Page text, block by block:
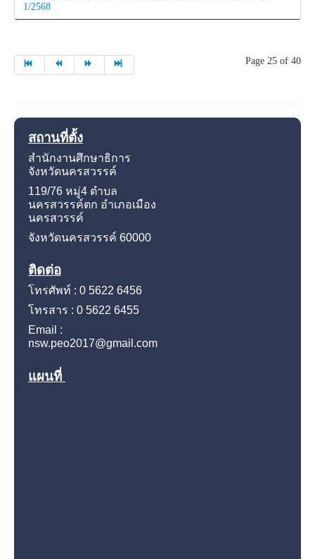
1/2568
Page 25 of 40
สถานที่ตั้ง
สำนักงานศึกษาธิการ
จังหวัดนครสวรรค์
119/76 หมู่4 ตำบล
นครสวรรค์ตก อำเภอเมือง
นครสวรรค์
จังหวัดนครสวรรค์ 60000
ติดต่อ
โทรศัพท์ : 0 5622 6456
โทรสาร : 0 5622 6455
Email :
nsw.peo2017@gmail.com
แผนที่